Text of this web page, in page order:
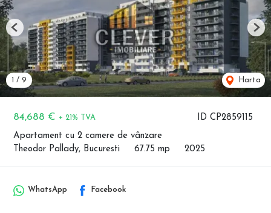
ID CP2859115
84,688 € + 21% TVA
Apartament cu 2 camere de vânzare
Theodor Pallady, Bucuresti
67.75 mp 2025
/ 9 Harta
Previous
WhatsApp Facebook